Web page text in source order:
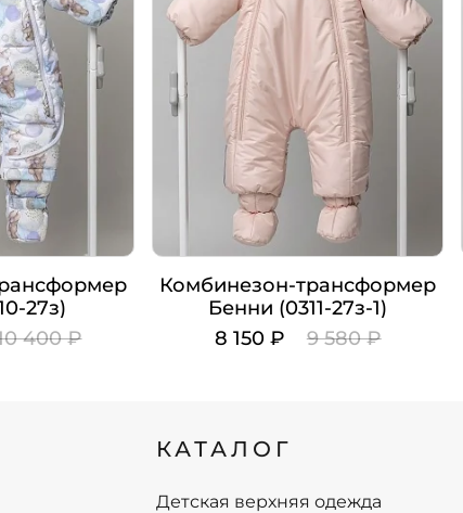
27з)
400 ₽
Комбинезон-трансформер
Бенни (0311-27з-1)
8 150 ₽
9 580 ₽
КАТАЛОГ
Детская верхняя одежда